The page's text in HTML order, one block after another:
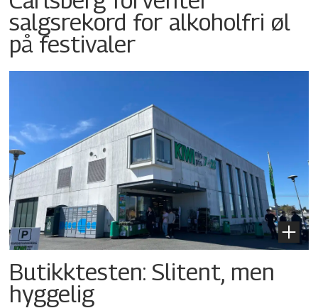
salgsrekord for alkoholfri øl
på festivaler
Butikktesten: Slitent, men
hyggelig